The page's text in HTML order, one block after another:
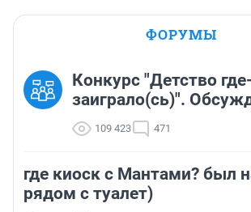
ФОРУМЫ
Конкурс "Детство
заиграло(сь)".
109 423 471
где киоск с Мантами? был
рядом с туалет)